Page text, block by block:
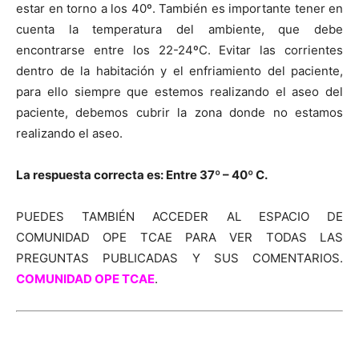
estar en torno a los 40º. También es importante tener en
cuenta la temperatura del ambiente, que debe
encontrarse entre los 22-24ºC. Evitar las corrientes
dentro de la habitación y el enfriamiento del paciente,
para ello siempre que estemos realizando el aseo del
paciente, debemos cubrir la zona donde no estamos
realizando el aseo.
La respuesta correcta es: Entre 37º – 40º C.
PUEDES TAMBIÉN ACCEDER AL ESPACIO DE
COMUNIDAD OPE TCAE PARA VER TODAS LAS
PREGUNTAS PUBLICADAS Y SUS COMENTARIOS.
COMUNIDAD OPE TCAE.